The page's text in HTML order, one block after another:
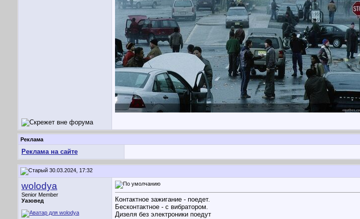
Реклама
Реклама на сайте
30.03.2024, 17:32
wolodya
Senior Member
Уазовед
Контактное зажигание - поедет.
Бесконтактное - с вибратором.
Дизеля без электроники поедут